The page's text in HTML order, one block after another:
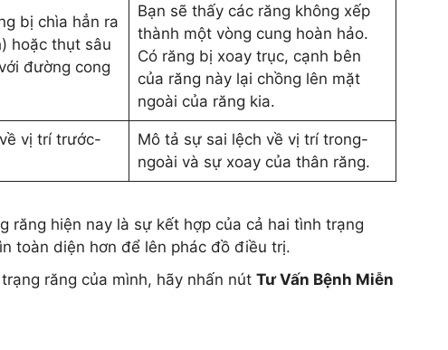
bị chìa hẳn ra
hoặc thụt sâu
đường cong
Bạn sẽ thấy các răng không xếp
thành một vòng cung hoàn hảo.
Có răng bị xoay trục, cạnh bên
của răng này lại chồng lên mặt
ngoài của răng kia.
vị trí trước-
Mô tả sự sai lệch về vị trí trong-
ngoài và sự xoay của thân răng.
răng hiện nay là sự kết hợp của cả hai tình trạng
toàn diện hơn để lên phác đồ điều trị.
răng của mình, hãy nhấn nút Tư Vấn Bệnh Miễn